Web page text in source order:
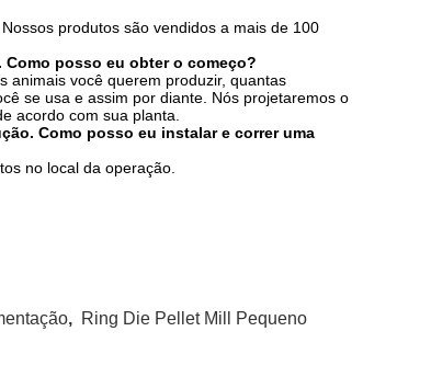
produtos são vendidos a mais de 100
posso eu obter o começo?
animais você querem produzir, quantas
se usa e assim por diante. Nós projetaremos o
acordo com sua planta.
Como posso eu instalar e correr uma
no local da operação.
, Ring Die Pellet Mill Pequeno